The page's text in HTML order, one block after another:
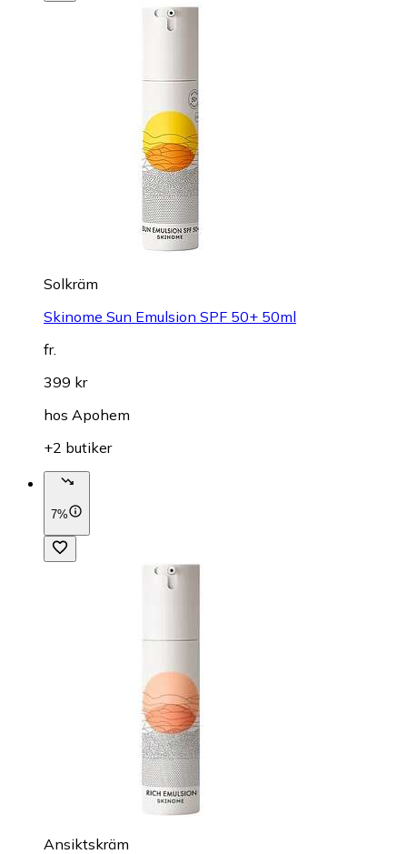
Solkräm
Skinome Sun Emulsion SPF 50+ 50ml
fr.
399 kr
hos Apohem
+2 butiker
7%
Ansiktskräm